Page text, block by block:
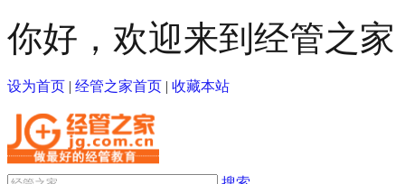
你好，欢迎来到经管之家
设为首页 | 经管之家首页 | 收藏本站